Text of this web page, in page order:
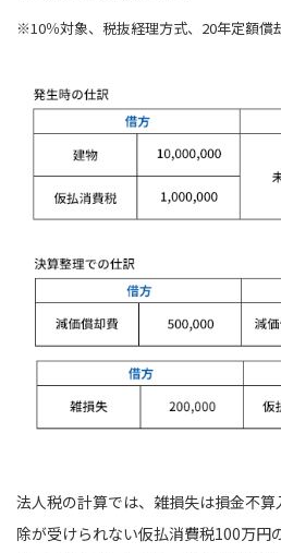
※10％対象、税抜経理方式、20年定額償
法人税の計算では、雑損失は損金不
除が受けられない仮払消費税100万円